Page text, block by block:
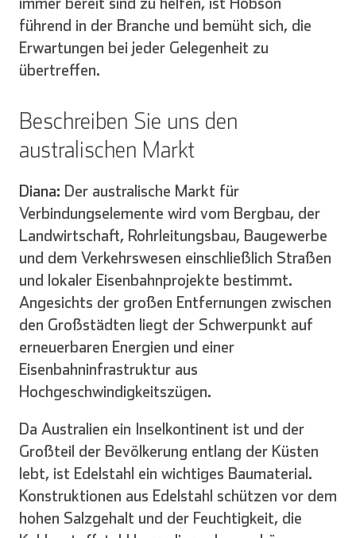
führend in der Branche und bemüht sich, die
Erwartungen bei jeder Gelegenheit zu
übertreffen.
Beschreiben Sie uns den
australischen Markt
Diana: Der australische Markt für
Verbindungselemente wird vom Bergbau, der
Landwirtschaft, Rohrleitungsbau, Baugewerbe
und dem Verkehrswesen einschließlich Straßen
und lokaler Eisenbahnprojekte bestimmt.
Angesichts der großen Entfernungen zwischen
den Großstädten liegt der Schwerpunkt auf
erneuerbaren Energien und einer
Eisenbahninfrastruktur aus
Hochgeschwindigkeitszügen.
Da Australien ein Inselkontinent ist und der
Großteil der Bevölkerung entlang der Küsten
lebt, ist Edelstahl ein wichtiges Baumaterial.
Konstruktionen aus Edelstahl schützen vor dem
hohen Salzgehalt und der Feuchtigkeit, die